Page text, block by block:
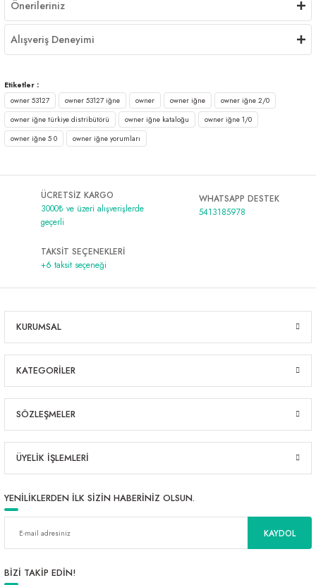
Önerileriniz
Alışveriş Deneyimi
Etiketler :
owner 53127
owner 53127 iğne owner owner iğne
owner iğne 2/0
owner iğne türkiye distribütörü
owner iğne kataloğu
owner iğne 1/0
owner iğne 5 0
owner iğne yorumları
ÜCRETSİZ KARGO
3000₺ ve üzeri alışverişlerde
geçerli
WHATSAPP DESTEK
5413185978
TAKSİT SEÇENEKLERİ
+6 taksit seçeneği
KURUMSAL
KATEGORİLER
SÖZLEŞMELER
ÜYELİK İŞLEMLERİ
YENİLİKLERDEN İLK SİZİN HABERİNİZ OLSUN.
KAYDOL
BİZİ TAKİP EDİN!